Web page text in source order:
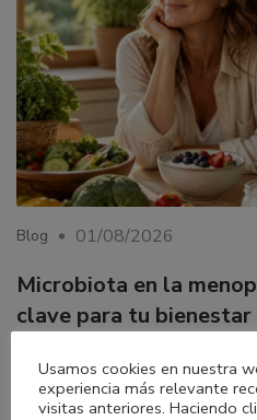
Blog 01/08/2026
Microbiota en la
clave para tu bienestar
Descubre cómo la microbiota
qué hábitos pueden ayudarte
Usamos cookies en nuestra
experiencia más relevante
visitas anteriores. Haciendo